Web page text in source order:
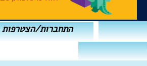
התחברות/הצטרפות